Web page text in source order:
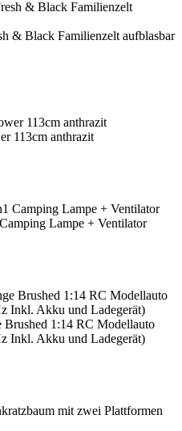
& Black Familienzelt aufblasbar
113cm anthrazit
Lampe + Ventilator
1:14 RC Modellauto
Inkl. Akku und Ladegerät)